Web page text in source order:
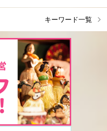
キーワード一覧